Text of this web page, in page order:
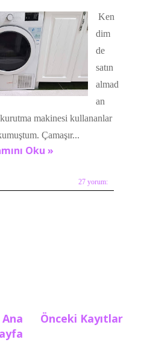
Ken
dim
de
satın
almad
an
makinesi kullananlar
Çamaşır...
Oku »
27 yorum:
Önceki Kayıtlar
Ana